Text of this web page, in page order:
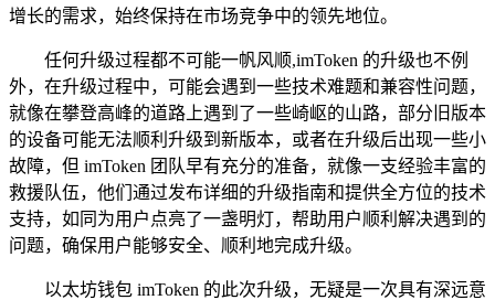
增长的需求，始终保持在市场竞争中的领先地位。
任何升级过程都不可能一帆风顺,imToken 的升级也不例
外，在升级过程中，可能会遇到一些技术难题和兼容性问题，
就像在攀登高峰的道路上遇到了一些崎岖的山路，部分旧版本
的设备可能无法顺利升级到新版本，或者在升级后出现一些小
故障，但 imToken 团队早有充分的准备，就像一支经验丰富的
救援队伍，他们通过发布详细的升级指南和提供全方位的技术
支持，如同为用户点亮了一盏明灯，帮助用户顺利解决遇到的
问题，确保用户能够安全、顺利地完成升级。
以太坊钱包 imToken 的此次升级，无疑是一次具有深远意